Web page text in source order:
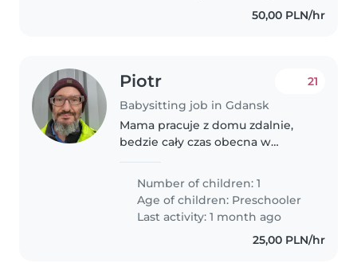
50,00 PLN/hr
Piotr
Babysitting job in Gdansk
21
Mama pracuje z domu zdalnie,
bedzie cały czas obecna w
potrzebna żeby dziecko
przypilnowac, pobawic sie
troche, zeby nieprzeszkadzało w
pracy. Dziecko lubi..
Number of children: 1
Age of children: Preschooler
Last activity: 1 month ago
25,00 PLN/hr